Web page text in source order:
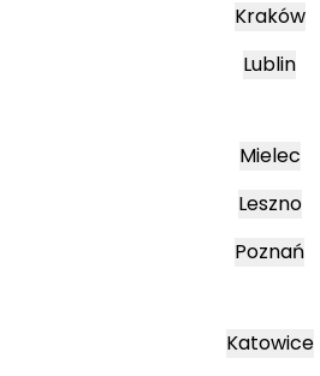
Kraków
Lublin
Mielec
Leszno
Poznań
Katowice